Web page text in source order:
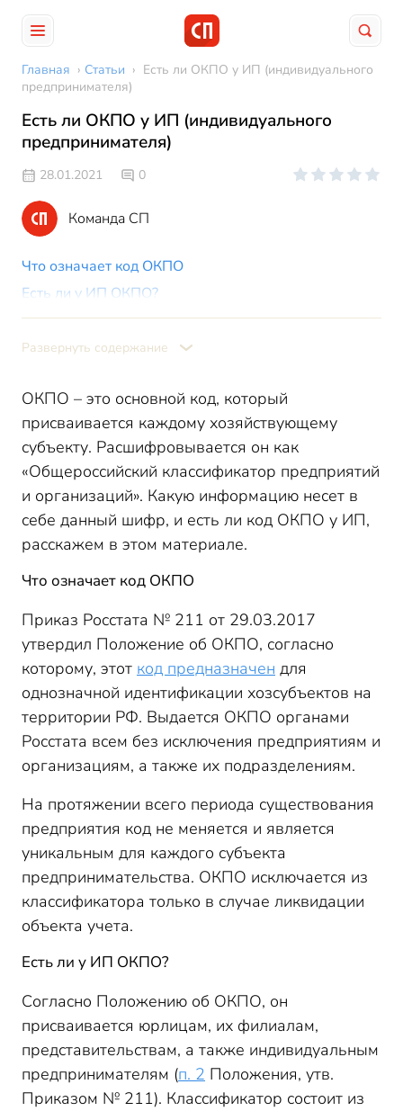
Главная › Статьи › Есть ли ОКПО у ИП (индивидуального
предпринимателя)
Есть ли ОКПО у ИП (индивидуального
предпринимателя)
28.01.2021 0
Команда СП
Что означает код ОКПО
Есть ли у ИП ОКПО?
Как узнать код ОКПО
Есть ли у ИП КПП?
Развернуть содержание
ОКПО – это основной код, который
присваивается каждому хозяйствующему
субъекту. Расшифровывается он как
«Общероссийский классификатор предприятий
и организаций». Какую информацию несет в
себе данный шифр, и есть ли код ОКПО у ИП,
расскажем в этом материале.
Что означает код ОКПО
Приказ Росстата № 211 от 29.03.2017
утвердил Положение об ОКПО, согласно
которому, этот код предназначен для
однозначной идентификации хозсубъектов на
территории РФ. Выдается ОКПО органами
Росстата всем без исключения предприятиям и
организациям, а также их подразделениям.
На протяжении всего периода существования
предприятия код не меняется и является
уникальным для каждого субъекта
предпринимательства. ОКПО исключается из
классификатора только в случае ликвидации
объекта учета.
Есть ли у ИП ОКПО?
Согласно Положению об ОКПО, он
присваивается юрлицам, их филиалам,
представительствам, а также индивидуальным
предпринимателям (п. 2 Положения, утв.
Приказом № 211). Классификатор состоит из